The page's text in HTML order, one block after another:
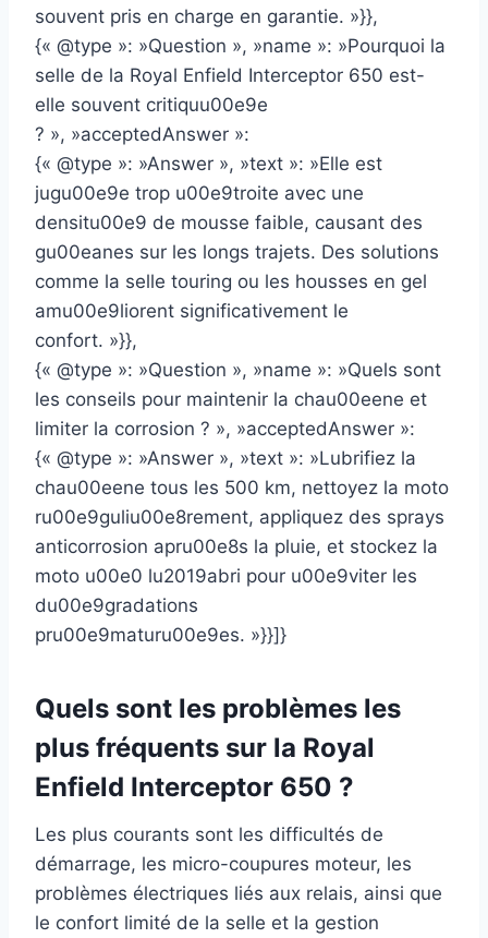
souvent pris en charge en garantie. »}},
{« @type »: »Question », »name »: »Pourquoi la
selle de la Royal Enfield Interceptor 650 est-
elle souvent critiquu00e9e
? », »acceptedAnswer »:
{« @type »: »Answer », »text »: »Elle est
jugu00e9e trop u00e9troite avec une
densitu00e9 de mousse faible, causant des
gu00eanes sur les longs trajets. Des solutions
comme la selle touring ou les housses en gel
amu00e9liorent significativement le
confort. »}},
{« @type »: »Question », »name »: »Quels sont
les conseils pour maintenir la chau00eene et
limiter la corrosion ? », »acceptedAnswer »:
{« @type »: »Answer », »text »: »Lubrifiez la
chau00eene tous les 500 km, nettoyez la moto
ru00e9guliu00e8rement, appliquez des sprays
anticorrosion apru00e8s la pluie, et stockez la
moto u00e0 lu2019abri pour u00e9viter les
du00e9gradations
pru00e9maturu00e9es. »}}]}
Quels sont les problèmes les
plus fréquents sur la Royal
Enfield Interceptor 650 ?
Les plus courants sont les difficultés de
démarrage, les micro-coupures moteur, les
problèmes électriques liés aux relais, ainsi que
le confort limité de la selle et la gestion